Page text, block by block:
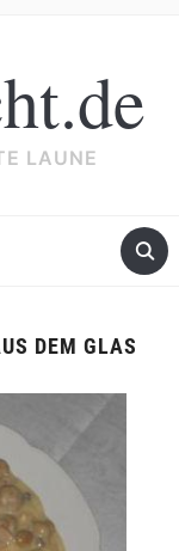
LAUNE
DEM GLAS